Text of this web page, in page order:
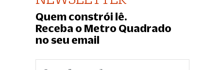
Quem constrói lê.
Receba o Metro Quadrado
no seu email